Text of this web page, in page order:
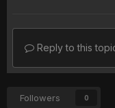
Reply to this
Followers 0